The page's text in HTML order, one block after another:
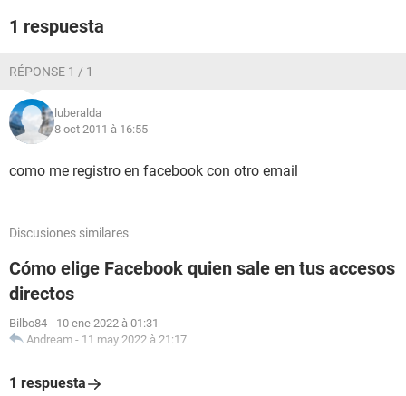
1 respuesta
RÉPONSE 1 / 1
luberalda
8 oct 2011 à 16:55
como me registro en facebook con otro email
Discusiones similares
Cómo elige Facebook quien sale en tus accesos
directos
Bilbo84 - 10 ene 2022 à 01:31
Andream - 11 may 2022 à 21:17
1 respuesta